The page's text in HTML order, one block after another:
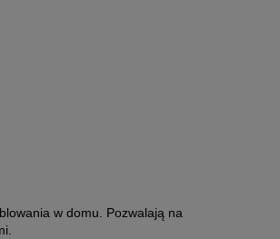
w domu. Pozwalają na